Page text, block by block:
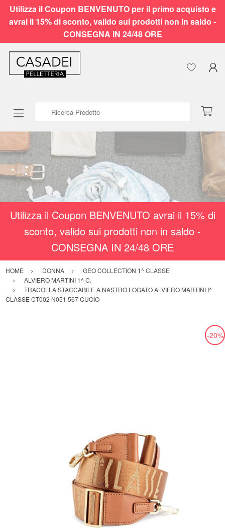
Utilizza il Coupon BENVENUTO per il primo acquisto e
avrai il 15% di sconto, valido sui prodotti non in saldo -
CONSEGNA IN 24/48 ORE
Utilizza il Coupon BENVENUTO avrai il 15% di
sconto, valido sui prodotti non in saldo -
CONSEGNA IN 24/48 ORE
HOME DONNA
GEO COLLECTION 1^ CLASSE
ALVIERO MARTINI 1^ C.
TRACOLLA STACCABILE A NASTRO LOGATO ALVIERO MARTINI I^
CLASSE CT002 N051 567 CUOIO
-20%